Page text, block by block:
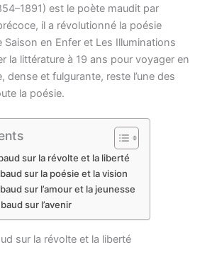
est le poète maudit par
il a révolutionné la poésie
Saison en Enfer et Les Illuminations
la littérature à 19 ans pour voyager en
dense et fulgurante, reste l’une des
la poésie.
sur la révolte et la liberté
sur la poésie et la vision
sur l’amour et la jeunesse
sur l’avenir
sur la révolte et la liberté